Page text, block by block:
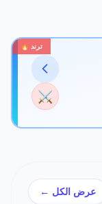
ترند 🔥
⚔️
عرض الكل ←